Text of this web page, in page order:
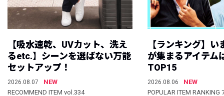
【吸水速乾、UVカット、洗え
るetc.】シーンを選ばない万能
セットアップ！
2026.08.07
NEW
RECOMMEND ITEM vol.334
【ランキング】
が集まるアイテム
TOP15
2026.08.06
NEW
POPULAR ITEM